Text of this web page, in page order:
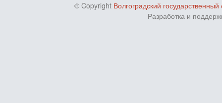
© Copyright Волгоградский
Разработка и